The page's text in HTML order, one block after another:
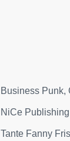
Business Punk,
NiCe
Tante Fanny